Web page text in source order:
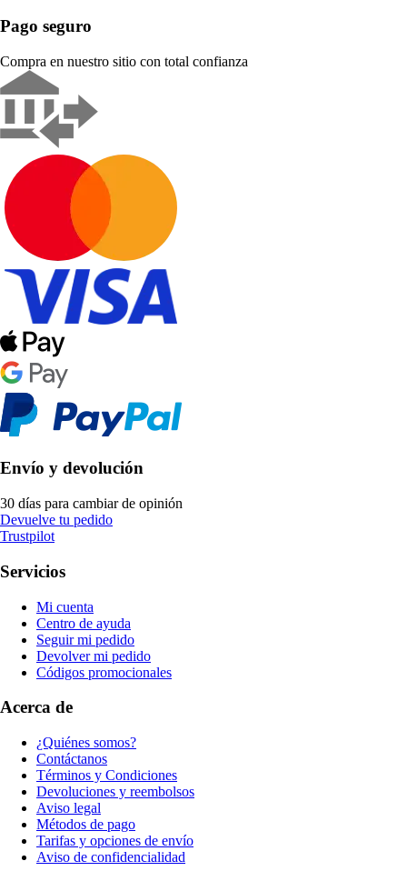
Pago seguro
Compra en nuestro sitio con total confianza
Envío y devolución
30 días para cambiar de opinión
Devuelve tu pedido
Trustpilot
Servicios
Mi cuenta
Centro de ayuda
Seguir mi pedido
Devolver mi pedido
Códigos promocionales
Acerca de
¿Quiénes somos?
Contáctanos
Términos y Condiciones
Devoluciones y reembolsos
Aviso legal
Métodos de pago
Tarifas y opciones de envío
Aviso de confidencialidad